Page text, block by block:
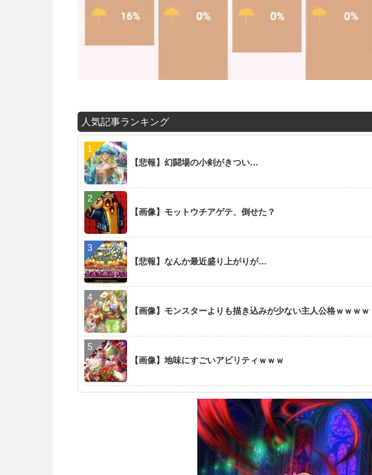
人気記事ランキング
【悲報】幻闘場の小剣がきつい…
【画像】モットウチアゲテ、倒せた？
【悲報】なんか最近盛り上がりが…
【画像】モンスターよりも描き込みが少ない主人公格ｗｗｗｗ
【画像】地味にすごいアビリティｗｗｗ